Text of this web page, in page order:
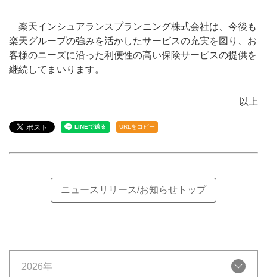
楽天インシュアランスプランニング株式会社は、今後も
楽天グループの強みを活かしたサービスの充実を図り、お
客様のニーズに沿った利便性の高い保険サービスの提供を
継続してまいります。
以上
URLをコピー
ニュースリリース/お知らせトップ
2026年